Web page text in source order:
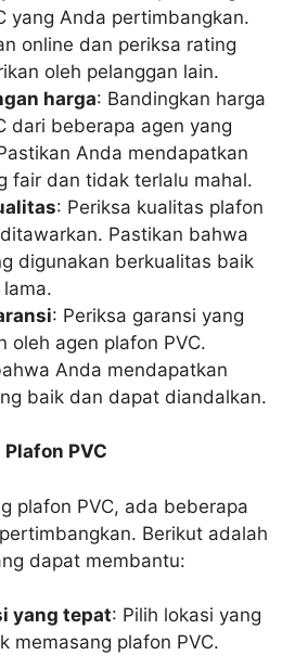
yang Anda pertimbangkan.
online dan periksa rating
oleh pelanggan lain.
harga: Bandingkan harga
dari beberapa agen yang
Anda mendapatkan
fair dan tidak terlalu mahal.
: Periksa kualitas plafon
Pastikan bahwa
digunakan berkualitas baik
: Periksa garansi yang
oleh agen plafon PVC.
Anda mendapatkan
baik dan dapat diandalkan.
PVC
plafon PVC, ada beberapa
Berikut adalah
dapat membantu:
yang tepat: Pilih lokasi yang
memasang plafon PVC.